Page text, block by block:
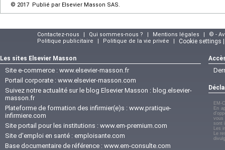
© 2017 Publié par Elsevier Masson SAS.
Contactez-nous | Qui sommes-nous ? | Mentions légales |
© -
Politique publicitaire
| Politique de la vie privée | Cookie settings
Les sites Elsevier Masson
Site e-commerce : www.elsevier-masson.fr
Portail corporate : www.elsevier-masson.com
Suivez notre actualité sur le blog Elsevier Masson : blog.elsevier-
masson.fr
Plateforme de formation des infirmier(e)s : www.pratique-
infirmiere.com
Site portail pour les institutions : www.em-premium.com
Site d'emploi en santé : emploisante.com
Base documentaire de référence : www.em-consulte.com
EM-
En
vous
sont
Les
Le